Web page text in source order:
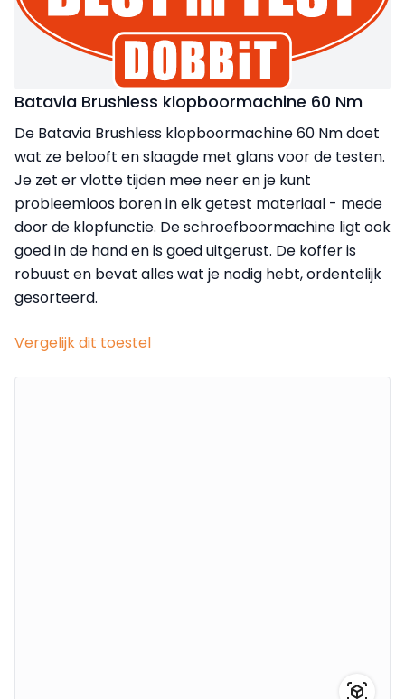
Batavia Brushless klopboormachine 60 Nm
De Batavia Brushless klopboormachine 60 Nm doet
wat ze belooft en slaagde met glans voor de testen.
Je zet er vlotte tijden mee neer en je kunt
probleemloos boren in elk getest materiaal - mede
door de klopfunctie. De schroefboormachine ligt ook
goed in de hand en is goed uitgerust. De koffer is
robuust en bevat alles wat je nodig hebt, ordentelijk
gesorteerd.
Vergelijk dit toestel